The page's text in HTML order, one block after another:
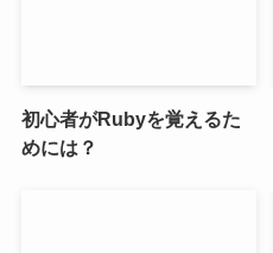
初心者がRubyを覚えるた
めには？